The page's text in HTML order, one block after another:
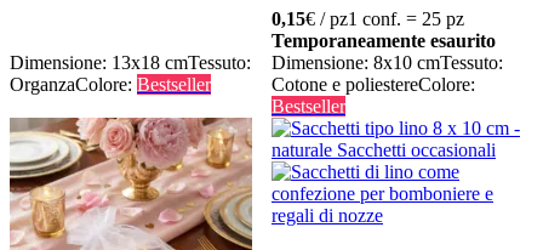
0,15€ / pz1 conf. = 25 pz
Temporaneamente esaurito
Dimensione: 13x18 cmTessuto:
OrganzaColore: Bestseller
Dimensione: 8x10 cmTessuto:
Cotone e poliestereColore:
Bestseller